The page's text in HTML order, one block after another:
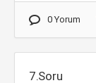
0 Yorum
7.Soru